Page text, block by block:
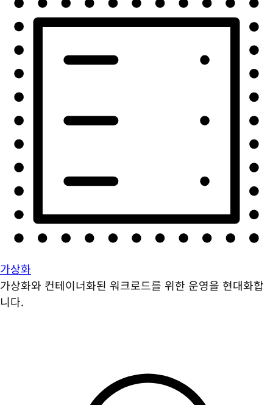
가상화
가상화와 컨테이너화된 워크로드를 위한 운영을 현대화합
니다.